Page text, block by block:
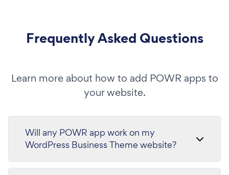
Frequently Asked Questions
Learn more about how to add POWR apps to
your website.
Will any POWR app work on my
WordPress Business Theme website?